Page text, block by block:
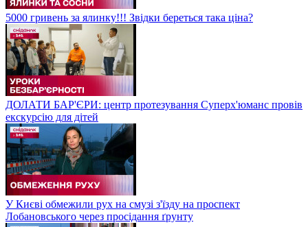
5000 гривень за ялинку!!! Звідки береться така ціна?
ДОЛАТИ БАР'ЄРИ: центр протезування Суперх'юманс провів
екскурсію для дітей
У Києві обмежили рух на смузі з'їзду на проспект
Лобановського через просідання ґрунту